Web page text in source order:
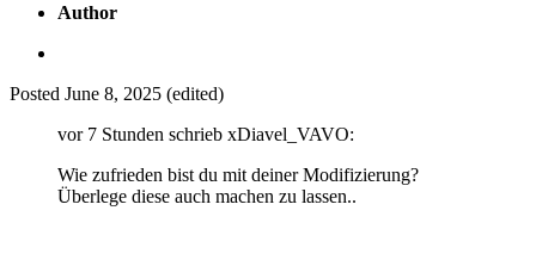
Author
Posted June 8, 2025 (edited)
vor 7 Stunden schrieb xDiavel_VAVO:
Wie zufrieden bist du mit deiner Modifizierung?
Überlege diese auch machen zu lassen..